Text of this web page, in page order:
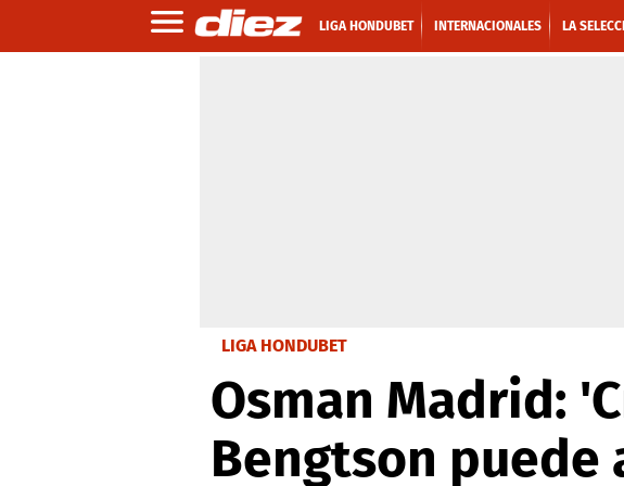
LIGA HONDUBET INTERNACIONALES LA
LIGA HONDUBET
Osman Madrid:
Bengtson puede